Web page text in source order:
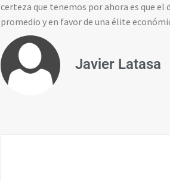
certeza que tenemos por ahora es que
promedio y en favor de una élite
Javier Latasa